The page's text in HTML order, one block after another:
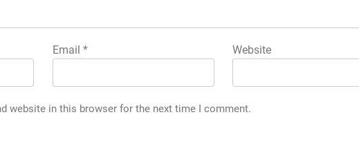
Email * Website
website in this browser for the next time I comment.